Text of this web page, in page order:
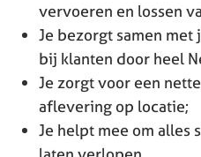
vervoeren en lossen
Je bezorgt samen
bij klanten door heel
Je zorgt voor een
aflevering op locatie;
Je helpt mee om alles